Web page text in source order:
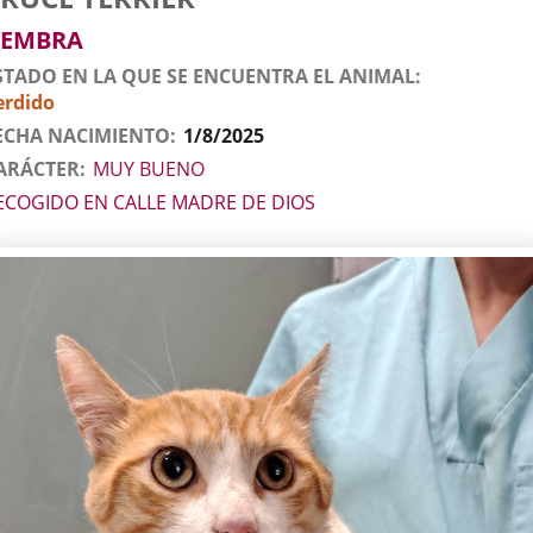
EN LA QUE SE ENCUENTRA EL ANIMAL
NACIMIENTO 1/8/2025
MUY BUENO
EN CALLE MADRE DE DIOS